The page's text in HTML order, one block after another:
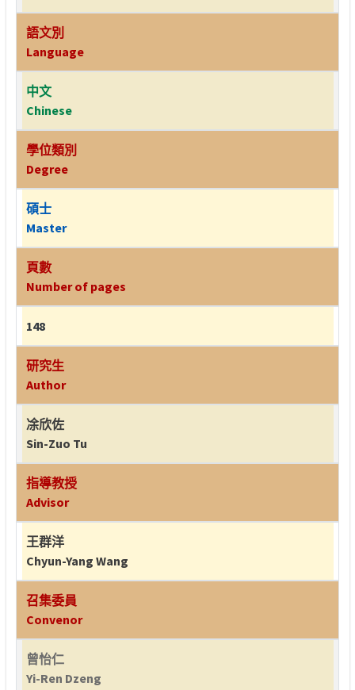
語文別
Language
中文
Chinese
學位類別
Degree
碩士
Master
頁數
Number of pages
148
研究生
Author
凃欣佐
Sin-Zuo Tu
指導教授
Advisor
王群洋
Chyun-Yang Wang
召集委員
Convenor
曾怡仁
Yi-Ren Dzeng